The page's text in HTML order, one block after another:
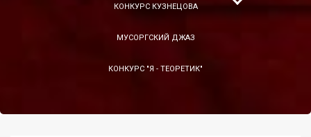
КОНКУРС КУЗНЕЦОВА
МУСОРГСКИЙ ДЖАЗ
КОНКУРС "Я - ТЕОРЕТИК"